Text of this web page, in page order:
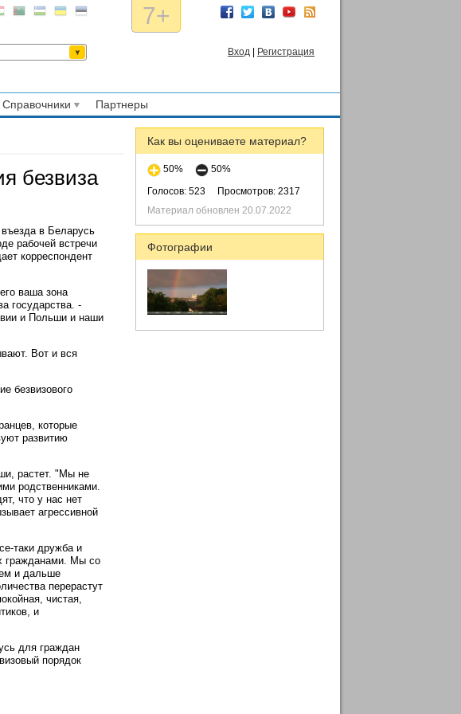
7+
Вход Регистрация
Справочники Партнеры
Как вы оцениваете материал?
50%
50%
Голосов: 523
Просмотров: 2317
Материал обновлен 20.07.2022
Фотографии
безвиза
в Беларусь
рабочей встречи
корреспондент
ваша зона
государства. -
и Польши и наши
Вот и вся
безвизового
которые
развитию
растет. "Мы не
родственниками.
что у нас нет
агрессивной
таки дружба и
гражданами. Мы со
и дальше
перерастут
чистая,
и
для граждан
порядок